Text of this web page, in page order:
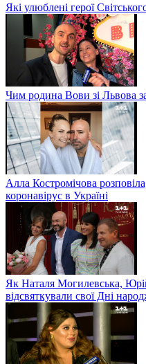
Які улюблені герої
Чим родина Вови зі Львова
Алла Костромічова
коронавірус в Україні
Як Наталя Могилевська,
відсвяткували свої Дні